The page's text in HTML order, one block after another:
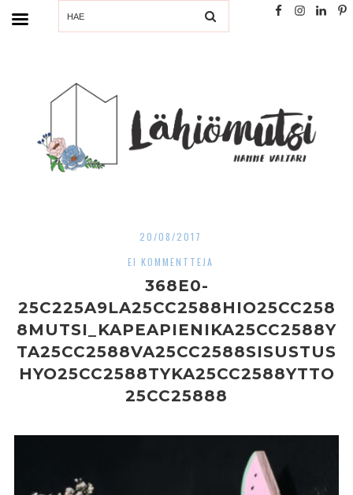
SEARCH
20/08/2017
EI KOMMENTTEJA
368E0-
25C225A9LA25CC2588HIO25CC258
8MUTSI_KAPEAPIENIKA25CC2588Y
TA25CC2588VA25CC2588SISUSTUS
HYO25CC2588TYKA25CC2588YTTO
25CC25888